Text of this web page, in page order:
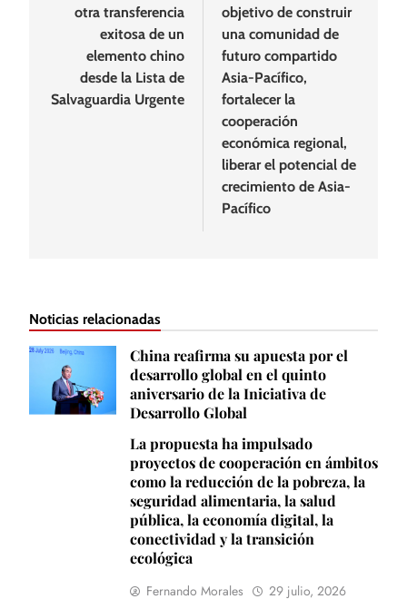
otra transferencia
exitosa de un
elemento chino
desde la Lista de
Salvaguardia Urgente
objetivo de construir
una comunidad de
futuro compartido
Asia-Pacífico,
fortalecer la
cooperación
económica regional,
liberar el potencial de
crecimiento de Asia-
Pacífico
Noticias relacionadas
China reafirma su apuesta por el
desarrollo global en el quinto
aniversario de la Iniciativa de
Desarrollo Global
La propuesta ha impulsado
proyectos de cooperación en ámbitos
como la reducción de la pobreza, la
seguridad alimentaria, la salud
pública, la economía digital, la
conectividad y la transición
ecológica
Fernando Morales 29 julio, 2026